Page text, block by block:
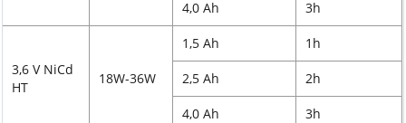
4,0 Ah 3h
3,6 V NiCd
HT
18W-36W
1,5 Ah 1h
2,5 Ah 2h
4,0 Ah 3h